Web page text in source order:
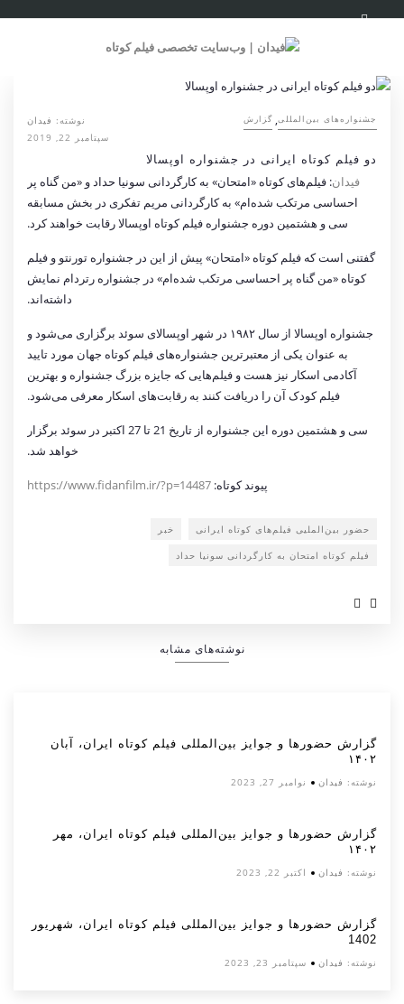
‌‌جشنواره‌های بین‌المللی, گزارش نوشته: فیدان
سپتامبر 22, 2019
دو فیلم کوتاه ایرانی در جشنواره اوپسالا
فیدان: فیلم‌های کوتاه «امتحان» به کارگردانی سونیا حداد و «من گناه پر
احساسی مرتکب شده‌ام» به کارگردانی مریم تفکری در بخش مسابقه
سی و هشتمین دوره جشنواره فیلم کوتاه اوپسالا رقابت خواهند کرد.
گفتنی است که فیلم کوتاه «امتحان» پیش از این در جشنواره تورنتو و فیلم
کوتاه «من گناه پر احساسی مرتکب شده‌ام» در جشنواره رتردام نمایش
داشته‌اند.
جشنواره اوپسالا از سال ۱۹۸۲ در شهر اوپسالای سوئد برگزاری می‌شود و
به عنوان یکی از معتبرترین جشنواره‌های فیلم کوتاه جهان مورد تایید
آکادمی اسکار نیز هست و فیلم‌هایی که جایزه بزرگ جشنواره و بهترین
فیلم کودک آن را دریافت کنند به رقابت‌های اسکار معرفی می‌شود.
سی و هشتمین دوره این جشنواره از تاریخ 21 تا 27 اکتبر در سوئد برگزار
خواهد شد.
پیوند کوتاه: https://www.fidanfilm.ir/?p=14487
حضور بین‌الملیی فیلم‌های کوتاه ایرانی خبر
فیلم کوتاه امتحان به کارگردانی سونیا حداد
نوشته‌های مشابه
گزارش حضورها و جوایز بین‌المللی فیلم کوتاه ایران، آبان
۱۴۰۲
نوشته: فیدان نوامبر 27, 2023
گزارش حضورها و جوایز بین‌المللی فیلم کوتاه ایران، مهر
۱۴۰۲
نوشته: فیدان اکتبر 22, 2023
گزارش حضورها و جوایز بین‌المللی فیلم کوتاه ایران، شهریور
1402
نوشته: فیدان سپتامبر 23, 2023